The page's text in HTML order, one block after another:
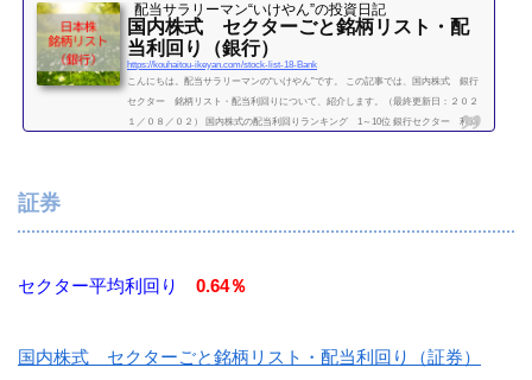
配当サラリーマン“いけやん”の投資日記 ​
国内株式 セクターごと銘柄リスト・配
当利回り（銀行）
https://kouhaitou-ikeyan.com/stock-list-18-Bank
こんにちは。配当サラリーマンの“いけやん”です。 この記事では、国内株式 銀行
セクター 銘柄リスト・配当利回りについて、紹介します。（最終更新日：２０２
１／０８／０２） 国内株式の配当利回りランキング 1～10位 銀行セクター 利回
続きを読む
証券
セクター平均利回り 0.64％
国内株式 セクターごと銘柄リスト・配当利回り（証券）